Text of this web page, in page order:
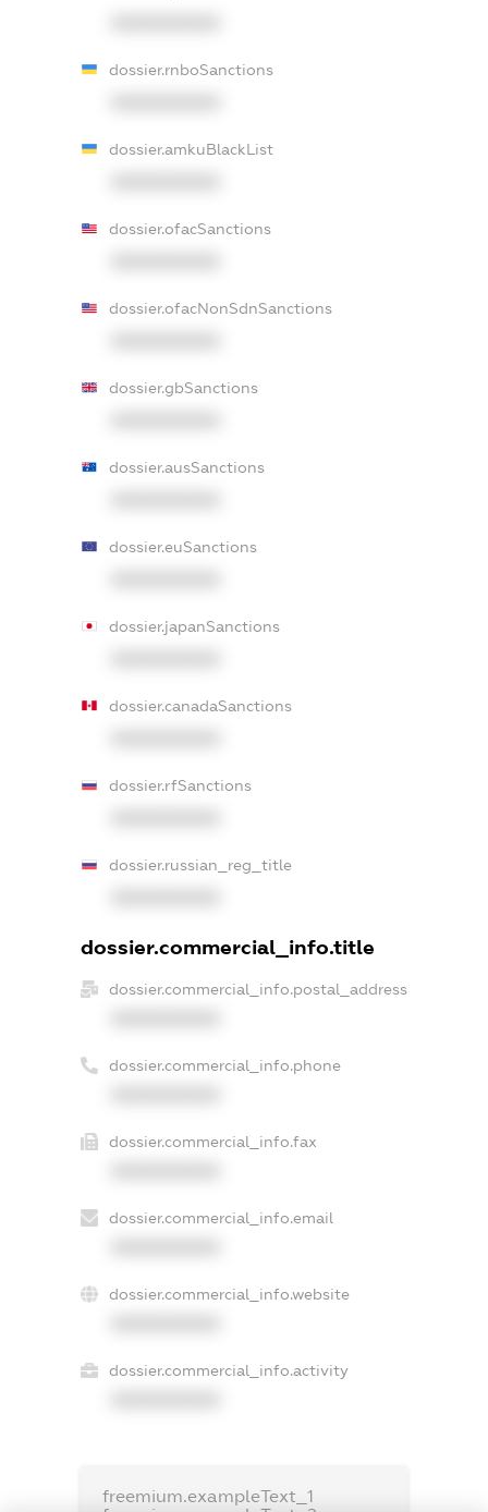
dossier.rnboSanctions
dossier.amkuBlackList
dossier.ofacSanctions
dossier.ofacNonSdnSanctions
dossier.gbSanctions
dossier.ausSanctions
dossier.euSanctions
dossier.japanSanctions
dossier.canadaSanctions
dossier.rfSanctions
dossier.russian_reg_title
dossier.commercial_info.title
dossier.commercial_info.postal_address
dossier.commercial_info.phone
dossier.commercial_info.fax
dossier.commercial_info.email
dossier.commercial_info.website
dossier.commercial_info.activity
freemium.exampleText_1